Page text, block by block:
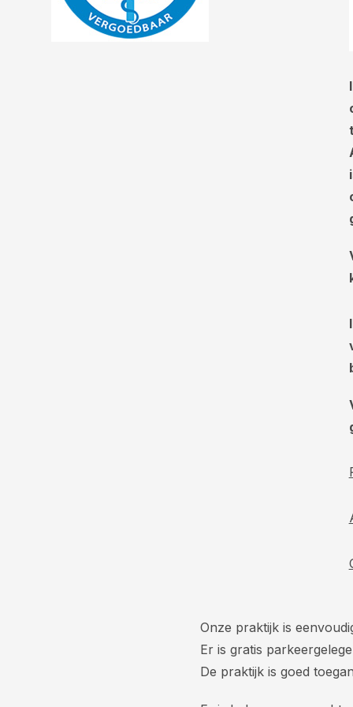
Onze praktijk is
Er is gratis
De praktijk is goed